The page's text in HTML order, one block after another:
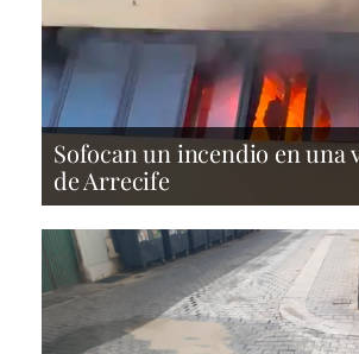
Sofocan un incendio en una
de Arrecife